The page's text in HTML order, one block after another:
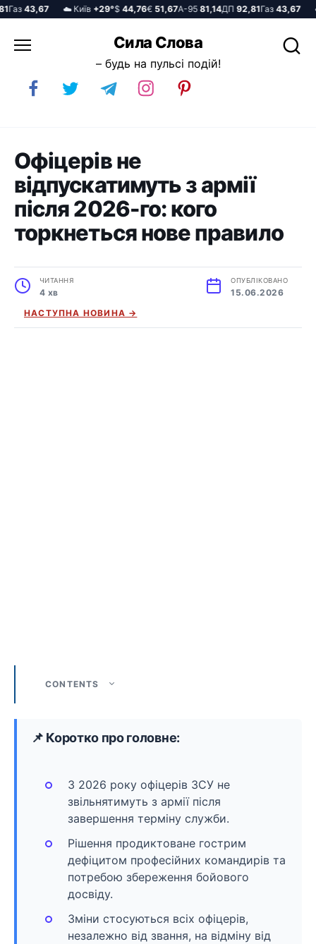
43,67 ☁️ Київ+29°$44,76€51,67А-9581,14ДП92,81Газ43,67 ☁️
до
Сила Слова
– будь на пульсі подій!
Офіцерів не
відпускатимуть з армії
після 2026-го: кого
торкнеться нове правило
ЧИТАННЯ
4 хв
ОПУБЛІКОВАНО
15.06.2026
НАСТУПНА НОВИНА →
CONTENTS
📌 Коротко про головне:
З 2026 року офіцерів ЗСУ не
звільнятимуть з армії після
завершення терміну служби.
Рішення продиктоване гострим
дефіцитом професійних командирів та
потребою збереження бойового
досвіду.
Зміни стосуються всіх офіцерів,
незалежно від звання, на відміну від